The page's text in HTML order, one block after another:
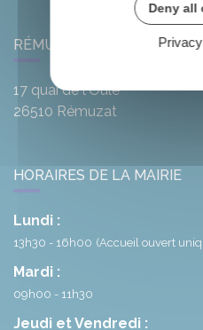
RÉMUZAT
17 quai de l'Oule
26510 Rémuzat
HORAIRES DE LA MAIRIE
Lundi :
13h30 - 16h00 (Accueil ouvert
Mardi :
09h00 - 11h30
Jeudi et Vendredi :
Deny all